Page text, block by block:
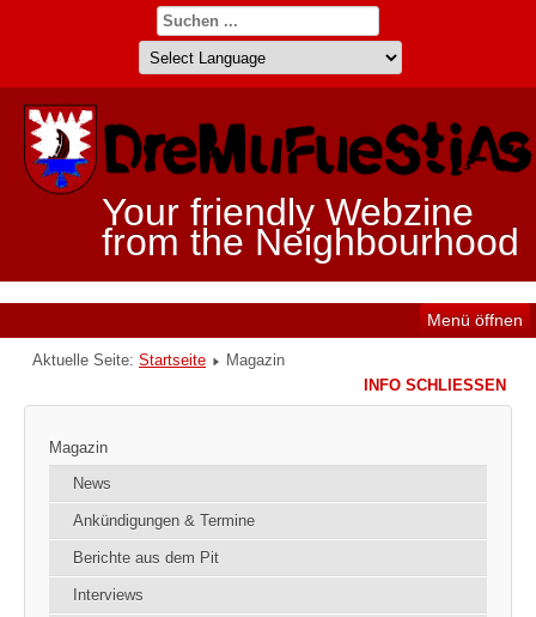
Your friendly Webzine
from the Neighbourhood
Menü öffnen
Aktuelle Seite: Startseite Magazin
Magazin
News
Ankündigungen & Termine
Berichte aus dem Pit
Interviews
INFO SCHLIESSEN